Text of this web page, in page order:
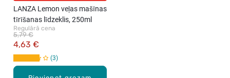
LANZA Lemon veļas mašīnas
tīrīšanas līdzeklis, 250ml
Regulārā cena
4,63 €
5,79 €
3